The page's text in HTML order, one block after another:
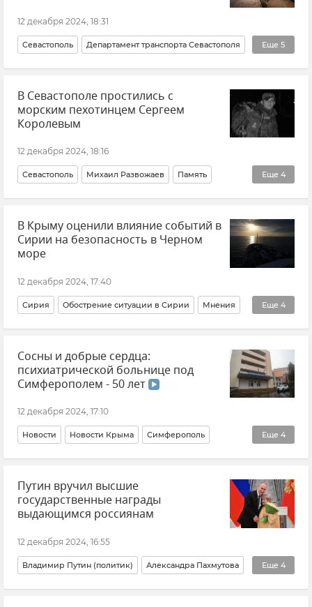
12 декабря 2024, 18:31
Еще 5
Севастополь Департамент транспорта Севастополя
Новости Новости Севастополя
Морской транспорт Логистика
Штормовое предупреждение
В Севастополе простились с
морским пехотинцем Сергеем
Королевым
12 декабря 2024, 18:16
Еще 4
Севастополь Михаил Развожаев Память
Утраты Новости Герои СВО Новости СВО
В Крыму оценили влияние событий в
Сирии на безопасность в Черном
море
12 декабря 2024, 17:40
Еще 4
Сирия Обострение ситуации в Сирии Мнения
Георгий Мурадов Черное море Кавказ Иран
Сосны и добрые сердца:
психиатрической больнице под
Симферополем - 50 лет
12 декабря 2024, 17:10
Еще 4
Новости Новости Крыма Симферополь
Здравоохранение в Крыму и Севастополе
Здравоохранение в России
Путин вручил высшие
государственные награды
выдающимся россиянам
12 декабря 2024, 16:55
Еще 4
Владимир Путин (политик) Александра Пахмутова
Евгений Поддубный Награды Россия